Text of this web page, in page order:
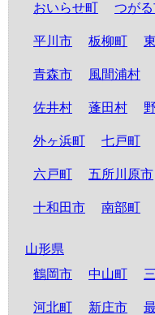
おいらせ町 つが
平川市 板柳町
青森市 風間浦村
佐井村 蓬田村
外ヶ浜町 七戸町
六戸町 五所川原市
十和田市 南部町
山形県
鶴岡市
中山町
河北町 新庄市